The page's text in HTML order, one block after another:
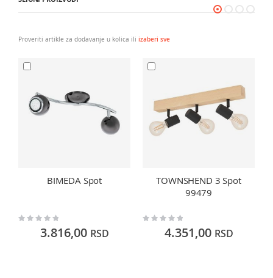
Proveriti artikle za dodavanje u kolica ili izaberi sve
BIMEDA Spot
Rating:
3.816,00 RSD
TOWNSHEND 3 Spot
99479
Rating:
4.351,00 RSD